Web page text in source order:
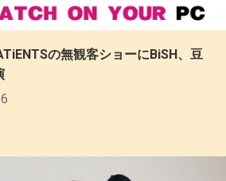
の無観客ショーにBiSH、豆